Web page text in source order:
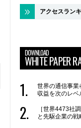
アクセスラン
DOWNLOAD
WHITE PAPER
世界の通信事
収益を次のレベ
［世界4473社
と先駆企業の戦